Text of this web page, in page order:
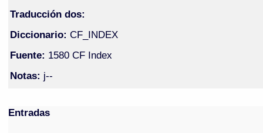
Traducción dos:
Diccionario: CF_INDEX
Fuente: 1580 CF Index
Notas: j--
Entradas